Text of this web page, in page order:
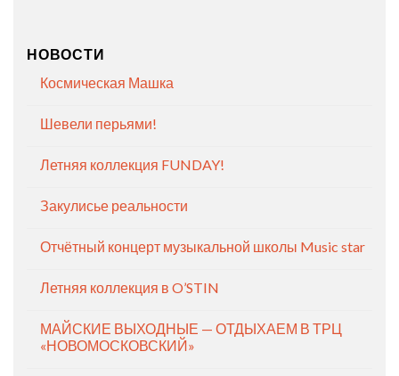
НОВОСТИ
Космическая Машка
Шевели перьями!
Летняя коллекция FUNDAY!
Закулисье реальности
Отчётный концерт музыкальной школы Music star
Летняя коллекция в O’STIN
МАЙСКИЕ ВЫХОДНЫЕ — ОТДЫХАЕМ В ТРЦ
«НОВОМОСКОВСКИЙ»